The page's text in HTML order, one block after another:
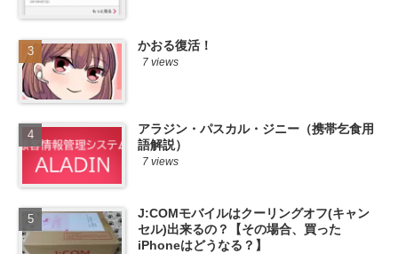
かおる復活！
7 views
アラジン・パスカル・ジニー（携帯乞食用
語解説）
7 views
J:COMモバイルはクーリングオフ(キャン
セル)出来るの？【その場合、買った
iPhoneはどうなる？】